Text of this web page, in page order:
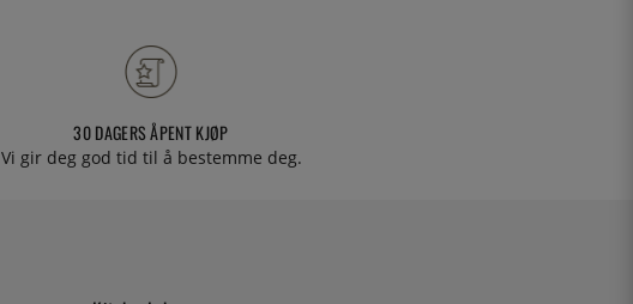
30 DAGERS ÅPENT KJØP
Vi gir deg god tid til å bestemme deg.